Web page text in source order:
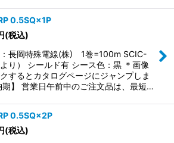
0.5SQ×1P
(税込)
：長岡特殊電線(株) 1巻=100m SCIC-
り） シールド有 シース色：黒 ＊画像
するとカタログページにジャンプしま
期】 営業日午前中のご注文品は、最短…
0.5SQ×2P
(税込)